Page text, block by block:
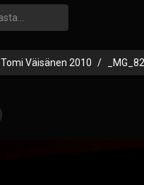
Tomi Väisänen 2010